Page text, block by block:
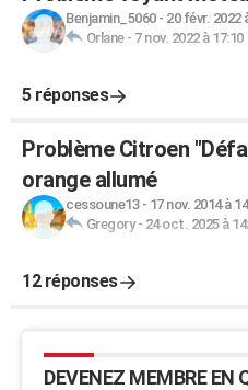
Benjamin_5060- 20 févr. 2022
Orlane- 7 nov. 2022 à 17:10
5 réponses
Problème Citroen
orange allumé
cessoune13- 17 nov. 2014 à
Gregory- 24 oct. 2025 à
12 réponses
DEVENEZ MEMBRE EN